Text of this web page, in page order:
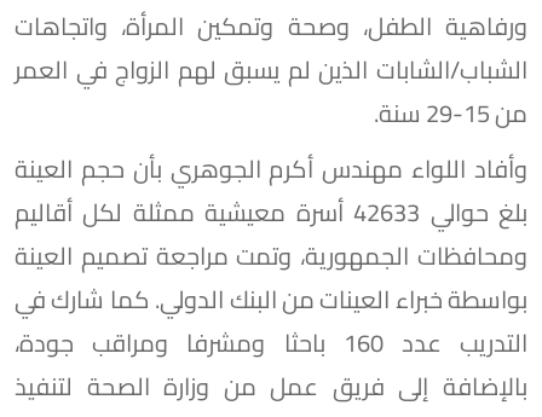
ورفاهية الطفل، وصحة وتمكين المرأة، واتجاهات
الشباب/الشابات الذين لم يسبق لهم الزواج في العمر
من 15-29 سنة.
وأفاد اللواء مهندس أكرم الجوهري بأن حجم العينة
بلغ حوالي 42633 أسرة معيشية ممثلة لكل أقاليم
ومحافظات الجمهورية، وتمت مراجعة تصميم العينة
بواسطة خبراء العينات من البنك الدولي. كما شارك في
التدريب عدد 160 باحثا ومشرفا ومراقب جودة،
بالإضافة إلى فريق عمل من وزارة الصحة لتنفيذ